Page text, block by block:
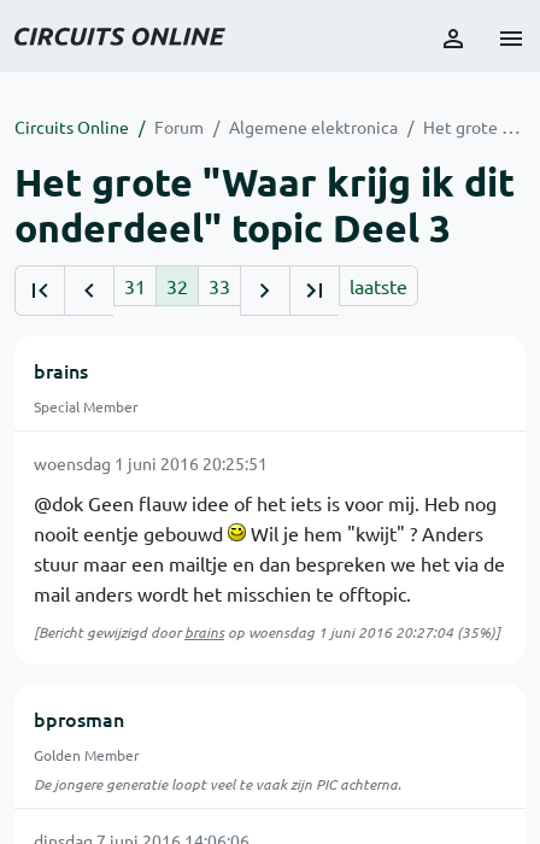
Circuits Online Forum Algemene elektronica Het grote "Waar krijg ik dit onderdeel" topic Deel 3
Het grote "Waar krijg ik dit
onderdeel" topic Deel 3
31 32 33 laatste
brains
Special Member
woensdag 1 juni 2016 20:25:51
@dok Geen flauw idee of het iets is voor mij. Heb nog
nooit eentje gebouwd
Wil je hem "kwijt" ? Anders
stuur maar een mailtje en dan bespreken we het via de
mail anders wordt het misschien te offtopic.
[Bericht gewijzigd doorbrainsop woensdag 1 juni 2016 20:27:04 (35%)]
bprosman
Golden Member
De jongere generatie loopt veel te vaak zijn PIC achterna.